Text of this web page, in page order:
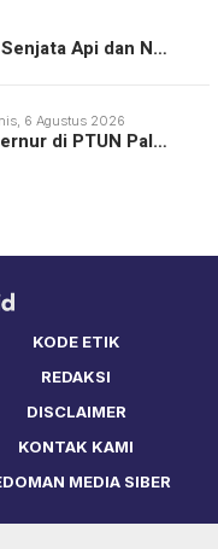
Api dan N…
6 Agustus 2026
di PTUN Pal…
KODE ETIK
REDAKSI
DISCLAIMER
KONTAK KAMI
MEDIA SIBER